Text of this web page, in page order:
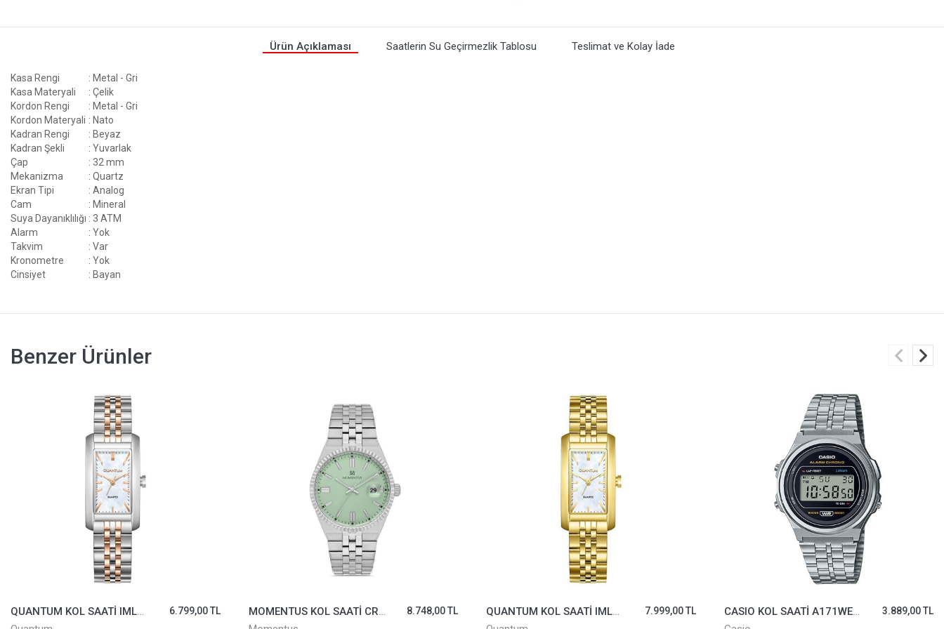
Ürün Açıklaması Saatlerin Su Geçirmezlik Tablosu Teslimat ve Kolay İade
Kasa Rengi
: Metal - Gri
Kasa Materyali
: Çelik
Kordon Rengi
: Metal - Gri
Kordon Materyali : Nato
Kadran Rengi
: Beyaz
Kadran Şekli
: Yuvarlak
Çap
: 32 mm
Mekanizma
: Quartz
Ekran Tipi
: Analog
Cam
: Mineral
Suya Dayanıklılığı : 3 ATM
Alarm
: Yok
Takvim
: Var
Kronometre
: Yok
Cinsiyet
: Bayan
Benzer Ürünler
QUANTUM KOL SAATİ IML1225.520
6.799,00 TL
MOMENTUS KOL SAATİ CR264S-18SS
8.748,00 TL
QUANTUM KOL SAATİ IML1225.120
7.999,00 TL
CASIO KOL SAATİ A171WE-1ADF
3.889,00 TL